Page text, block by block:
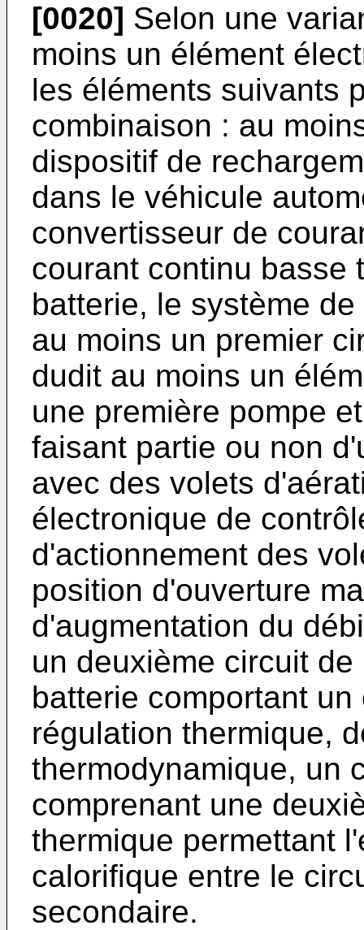
[0020] Selon une
moins un élément
les éléments suivants
combinaison : au
dispositif de
dans le véhicule
convertisseur de
courant continu basse
batterie, le système
au moins un premier
dudit au moins un
une première pompe
faisant partie ou non
avec des volets
électronique de
d'actionnement des
position d'ouverture
d'augmentation du
un deuxième circuit
batterie comportant
régulation thermique,
thermodynamique, un
comprenant une
thermique permettant
calorifique entre le
secondaire.